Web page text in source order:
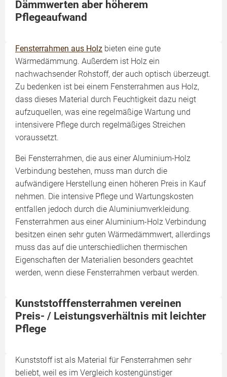
Dämmwerten aber höherem
Pflegeaufwand
Fensterrahmen aus Holz bieten eine gute
Wärmedämmung. Außerdem ist Holz ein
nachwachsender Rohstoff, der auch optisch überzeugt.
Zu bedenken ist bei einem Fensterrahmen aus Holz,
dass dieses Material durch Feuchtigkeit dazu neigt
aufzuquellen, was eine regelmäßige Wartung und
intensivere Pflege durch regelmäßiges Streichen
voraussetzt.
Bei Fensterrahmen, die aus einer Aluminium-Holz
Verbindung bestehen, muss man durch die
aufwändigere Herstellung einen höheren Preis in Kauf
nehmen. Die intensive Pflege und Wartungskosten
entfallen jedoch durch die Aluminiumverkleidung.
Fensterrahmen aus einer Aluminium-Holz Verbindung
besitzen einen sehr guten Wärmedämmwert, allerdings
muss das auf die unterschiedlichen thermischen
Eigenschaften der Materialien besonders geachtet
werden, wenn diese Fensterrahmen verbaut werden.
Kunststofffensterrahmen vereinen
Preis- / Leistungsverhältnis mit leichter
Pflege
Kunststoff ist als Material für Fensterrahmen sehr
beliebt, weil es im Vergleich kostengünstiger